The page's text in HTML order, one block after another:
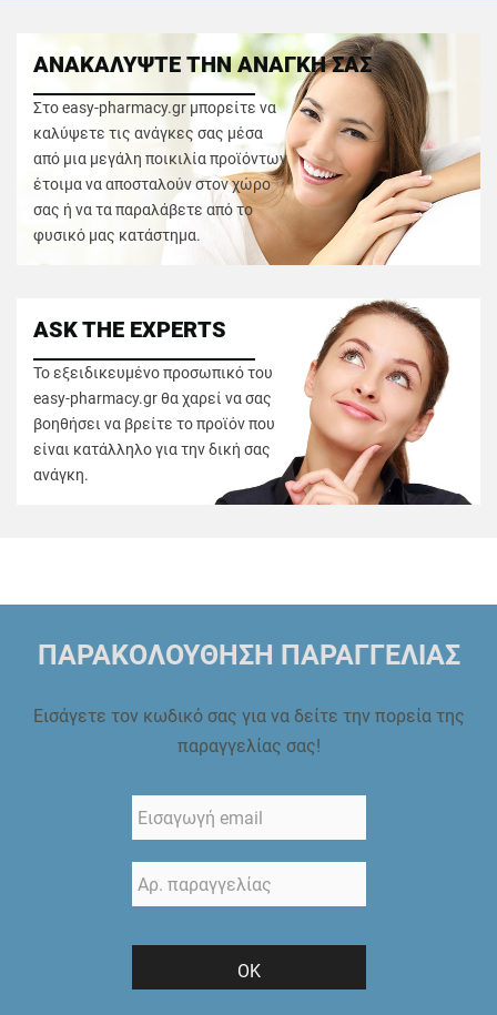
ΑΝΑΚΑΛΥΨΤΕ ΤΗΝ ΑΝΑΓΚΗ ΣΑΣ
Στο easy-pharmacy.gr μπορείτε να
καλύψετε τις ανάγκες σας μέσα
από μια μεγάλη ποικιλία προϊόντων
έτοιμα να αποσταλούν στον χώρο
σας ή να τα παραλάβετε από το
φυσικό μας κατάστημα.
ASK THE EXPERTS
Το εξειδικευμένο προσωπικό του
easy-pharmacy.gr θα χαρεί να σας
βοηθήσει να βρείτε το προϊόν που
είναι κατάλληλο για την δική σας
ανάγκη.
ΠΑΡΑΚΟΛΟΥΘΗΣΗ ΠΑΡΑΓΓΕΛΙΑΣ
Εισάγετε τον κωδικό σας για να δείτε την πορεία της
παραγγελίας σας!
ΟΚ